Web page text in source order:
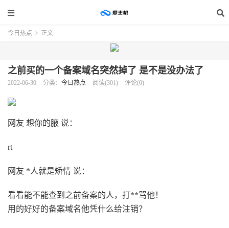
今日热点 > 正文
之前买的一个备​案域名突然掉了 是不是没办法了
2022-06-30 分类： 今日热点 阅读(301) 评论(0)
网友 想你的腋 说：
rt
网友 *人就是矫情 说：
看看能不能查到之前备案的人，打**骂他！
用的好好的备案域名他凭什么给注销？